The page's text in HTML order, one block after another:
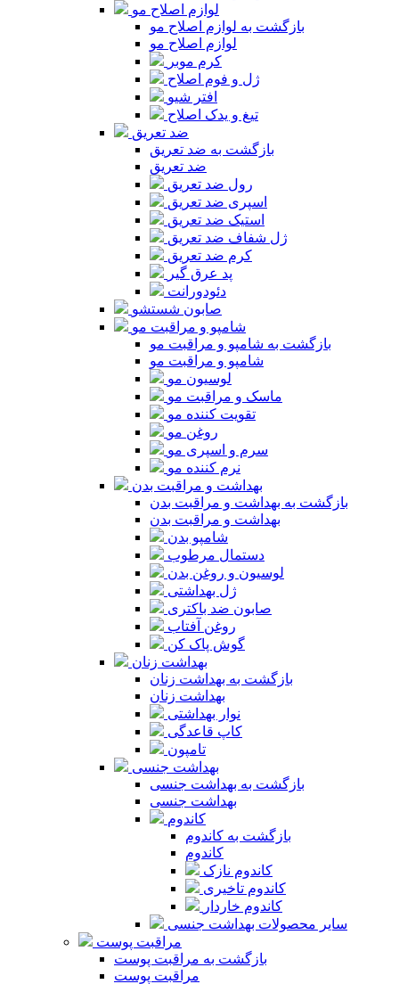
لوازم اصلاح مو
بازگشت به لوازم اصلاح مو
لوازم اصلاح مو
کرم موبر
ژل و فوم اصلاح
افتر شیو
تیغ و یدک اصلاح
ضد تعریق
بازگشت به ضد تعریق
ضد تعریق
رول ضد تعریق
اسپری ضد تعریق
استیک ضد تعریق
ژل شفاف ضد تعریق
کرم ضد تعریق
پد عرق گیر
دئودورانت
صابون شستشو
شامپو و مراقبت مو
بازگشت به شامپو و مراقبت مو
شامپو و مراقبت مو
لوسیون مو
ماسک و مراقبت مو
تقویت کننده مو
روغن مو
سرم و اسپری مو
نرم کننده مو
بهداشت و مراقبت بدن
بازگشت به بهداشت و مراقبت بدن
بهداشت و مراقبت بدن
شامپو بدن
دستمال مرطوب
لوسیون و روغن بدن
ژل بهداشتی
صابون ضد باکتری
روغن آفتاب
گوش پاک کن
بهداشت زنان
بازگشت به بهداشت زنان
بهداشت زنان
نوار بهداشتی
کاپ قاعدگی
تامپون
بهداشت جنسی
بازگشت به بهداشت جنسی
بهداشت جنسی
کاندوم
بازگشت به کاندوم
کاندوم
کاندوم نازک
کاندوم تاخیری
کاندوم خاردار
سایر محصولات بهداشت جنسی
مراقبت پوست
بازگشت به مراقبت پوست
مراقبت پوست